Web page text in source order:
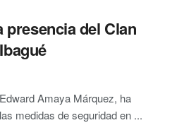
del Clan
Amaya Márquez, ha
medidas de seguridad en ...